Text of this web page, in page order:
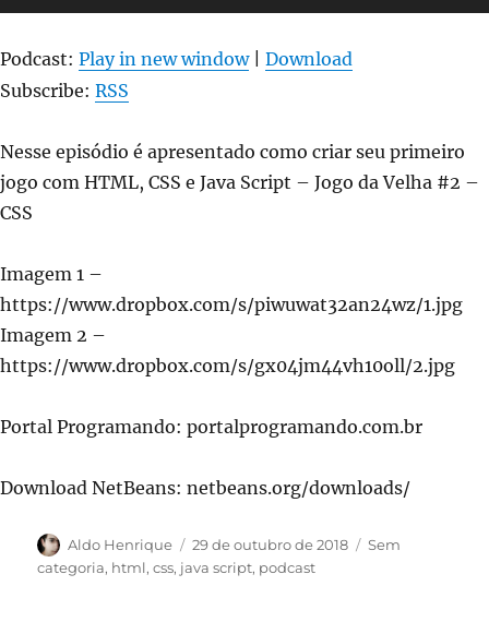
de
Podcast: Play in new window| Download
Subscribe: RSS
Nesse episódio é apresentado como criar seu primeiro
jogo com HTML, CSS e Java Script – Jogo da Velha #2 –
CSS
Imagem 1 –
https://www.dropbox.com/s/piwuwat32an24wz/1.jpg
Imagem 2 –
https://www.dropbox.com/s/gx04jm44vh10oll/2.jpg
Portal Programando: portalprogramando.com.br
Download NetBeans: netbeans.org/downloads/
Autor
Aldo Henrique
Publicado
em
29 de outubro de 2018 Categorias
Sem
categoria, html,css, java script, podcast